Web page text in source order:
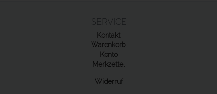
SERVICE
Kontakt
Warenkorb
Konto
Merkzettel
Widerruf